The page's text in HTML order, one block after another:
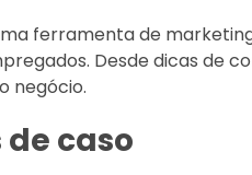
ferramenta de
Desde dicas de
negócio.
de caso